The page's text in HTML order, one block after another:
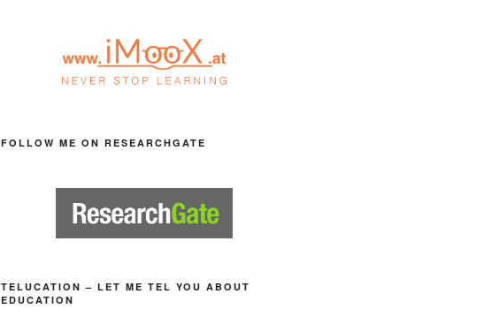
FOLLOW ME ON RESEARCHGATE
TELUCATION – LET ME TEL YOU ABOUT
EDUCATION